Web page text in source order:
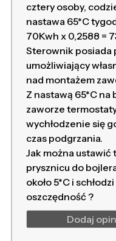
cztery osoby,
nastawa 65*C
70Kwh x 0,2588 =
Sterownik posiada
umożliwiający
nad montażem
Z nastawą 65*C na
zaworze
wychłodzenie się
czas podgrzania.
Jak można ustawić
prysznicu do
około 5*C i
oszczędność ?
Dodaj